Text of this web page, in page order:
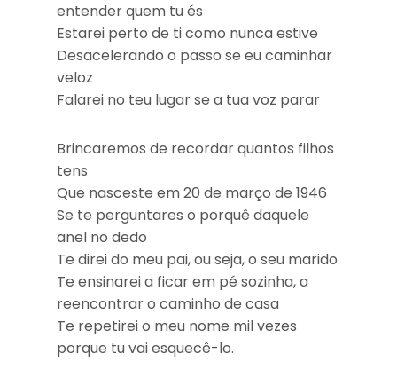
entender quem tu és
Estarei perto de ti como nunca estive
Desacelerando o passo se eu caminhar
veloz
Falarei no teu lugar se a tua voz parar
Brincaremos de recordar quantos filhos
tens
Que nasceste em 20 de março de 1946
Se te perguntares o porquê daquele
anel no dedo
Te direi do meu pai, ou seja, o seu marido
Te ensinarei a ficar em pé sozinha, a
reencontrar o caminho de casa
Te repetirei o meu nome mil vezes
porque tu vai esquecê-lo.